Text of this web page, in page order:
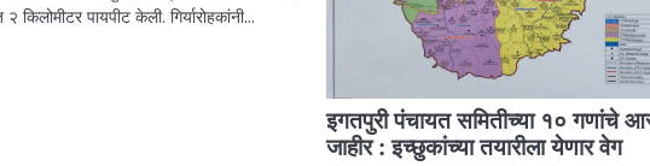
किलोमीटर पायपीट केली. गिर्यारोहकांनी…
इगतपुरी पंचायत समितीच्या १० गणांचे
जाहीर : इच्छुकांच्या तयारीला येणार वेग